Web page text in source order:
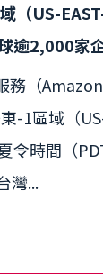
（US-
逾2,000家
務（
-1區域（
令時間（
灣...